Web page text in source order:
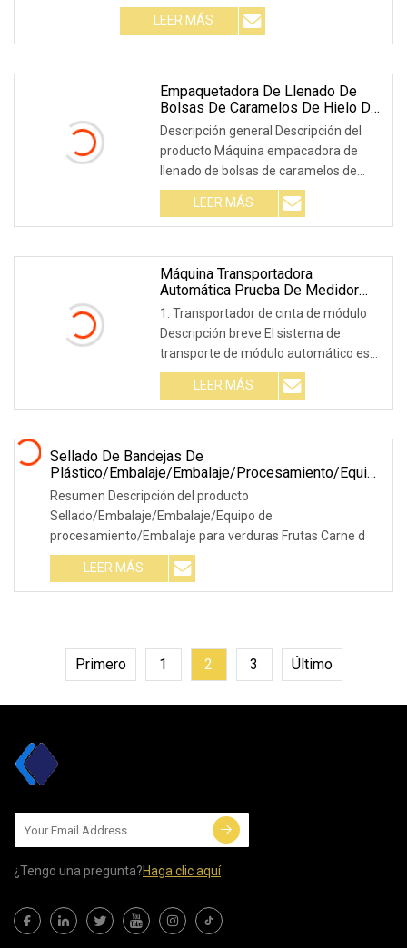
LEER MÁS
Empaquetadora De Llenado De
Bolsas De Caramelos De Hielo De
Oso Gomoso De Pequeñas Habas
De Jalea
Descripción general Descripción del
producto Máquina empacadora de
llenado de bolsas de caramelos de
hielo de oso gomoso
LEER MÁS
Máquina Transportadora
Automática Prueba De Medidor
Prueba Línea De Producción
Procesamiento Empaque Empaque
Elevación Manipulación De
Elevador Almacenamiento
Inspección Elevador Equipo De
Seguridad
1. Transportador de cinta de módulo
Descripción breve El sistema de
transporte de módulo automático es
un sistema de pr
LEER MÁS
Sellado De Bandejas De
Plástico/Embalaje/Embalaje/Procesamiento/Equipo
De Embalaje Para Verduras Frutas Carne De Res
Cerdo Pollo Carne Pescado Camarones Gadus
Restaurante De Mariscos Comida Rápida
Resumen Descripción del producto
Sellado/Embalaje/Embalaje/Equipo de
procesamiento/Embalaje para verduras Frutas Carne d
LEER MÁS
Primero 1 2 3 Último
¿Tengo una pregunta?Haga clic aquí